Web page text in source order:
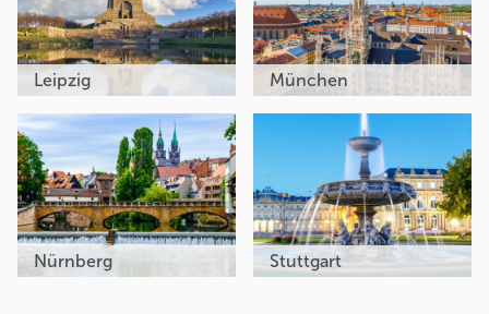
Leipzig München
Nürnberg Stuttgart